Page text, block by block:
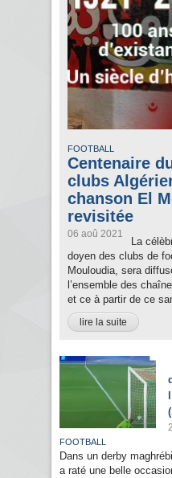
FOOTBALL
Centenaire
clubs
chanson El
revisitée
06 aoû 2021
La
doyen des clubs de
Mouloudia, sera
l’ensemble des
et ce à partir de ce
lire la suite
FOOTBALL
Dans un derby
a raté une belle